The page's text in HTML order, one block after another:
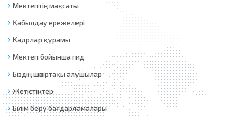
Мектептің мақсаты
Қабылдау ережелері
Кадрлар құрамы
Мектеп бойынша гид
Біздің шәкіртақы алушылар
Жетістіктер
Білім беру бағдарламалары